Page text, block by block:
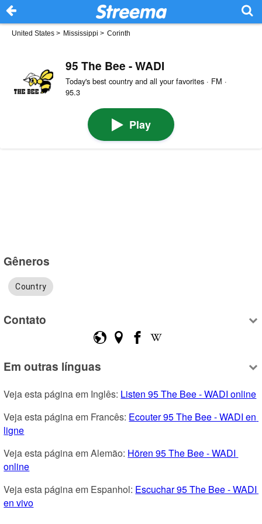
United States > Mississippi > Corinth
95 The Bee - WADI
Today's best country and all your favorites · FM ·
95.3
Play
Gêneros
Country
Contato
Em outras línguas
Veja esta página em Inglês: Listen 95 The Bee - WADI online
Veja esta página em Francês: Ecouter 95 The Bee - WADI en
ligne
Veja esta página em Alemão: Hören 95 The Bee - WADI
online
Veja esta página em Espanhol: Escuchar 95 The Bee - WADI
en vivo